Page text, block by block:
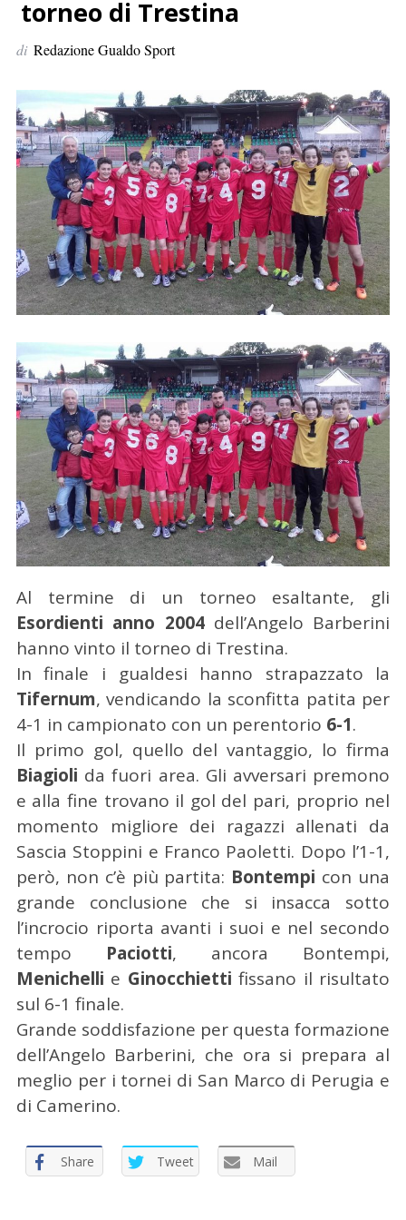
e
r
torneo di Trestina
di Redazione Gualdo Sport
Al termine di un torneo esaltante, gli
Esordienti anno 2004dell’Angelo Barberini
hanno vinto il torneo di Trestina.
In finale i gualdesi hanno strapazzato la
Tifernum, vendicando la sconfitta patita per
4-1 in campionato con un perentorio 6-1.
Il primo gol, quello del vantaggio, lo firma
Biagioli da fuori area. Gli avversari premono
e alla fine trovano il gol del pari, proprio nel
momento migliore dei ragazzi allenati da
Sascia Stoppini e Franco Paoletti. Dopo l’1-1,
però, non c’è più partita: Bontempi con una
grande conclusione che si insacca sotto
l’incrocio riporta avanti i suoi e nel secondo
tempo Paciotti, ancora Bontempi,
Menichelli e Ginocchietti fissano il risultato
sul 6-1 finale.
Grande soddisfazione per questa formazione
dell’Angelo Barberini, che ora si prepara al
meglio per i tornei di San Marco di Perugia e
di Camerino.
Share Tweet Mail